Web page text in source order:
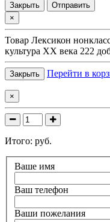
Закрыть
Отправить
×
Товар Лексикон
культура XX века 222
Закрыть Перейти в
×
Итого: руб.
Ваше имя
Ваш телефон
Ваши пожелания